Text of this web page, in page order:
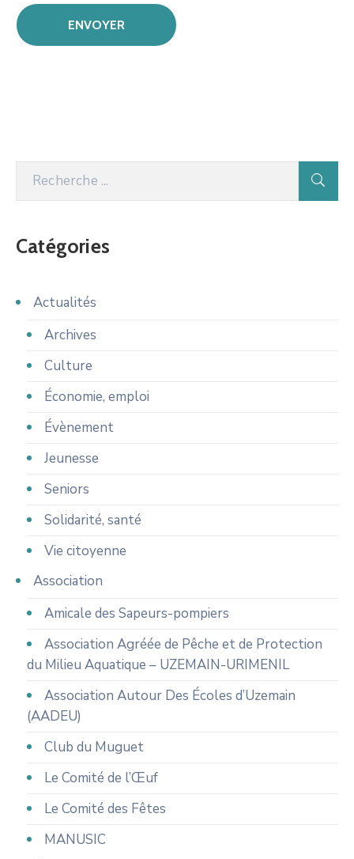
Catégories
Actualités
Archives
Culture
Économie, emploi
Évènement
Jeunesse
Seniors
Solidarité, santé
Vie citoyenne
Association
Amicale des Sapeurs-pompiers
Association Agréée de Pêche et de Protection
du Milieu Aquatique – UZEMAIN-URIMENIL
Association Autour Des Écoles d’Uzemain
(AADEU)
Club du Muguet
Le Comité de l’Œuf
Le Comité des Fêtes
MANUSIC